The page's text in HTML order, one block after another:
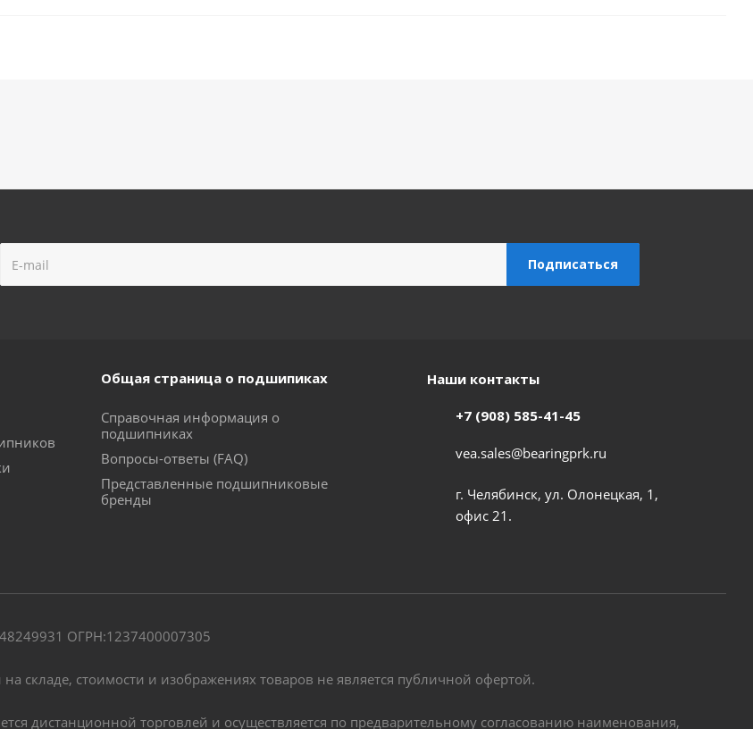
Общая страница о подшипиках
Справочная информация о
подшипниках
Вопросы-ответы (FAQ)
Представленные подшипниковые
бренды
Наши контакты
+7 (908) 585-41-45
vea.sales@bearingprk.ru
г. Челябинск, ул. Олонецкая, 1,
офис 21.
ОГРН:1237400007305
складе, стоимости и изображениях товаров не является публичной офертой.
дистанционной торговлей и осуществляется по предварительному согласованию наименования,